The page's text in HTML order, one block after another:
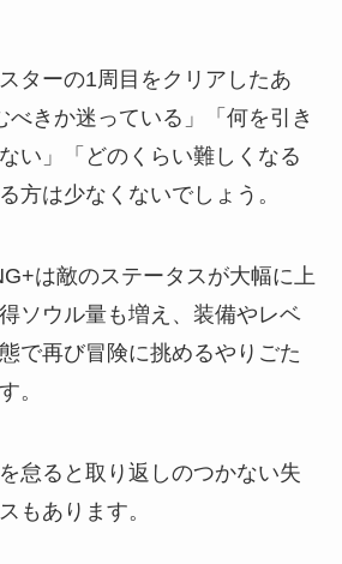
ターの1周目をクリアしたあ
べきか迷っている」「何を引き
い」「どのくらい難しくなる
方は少なくないでしょう。
は敵のステータスが大幅に上
ソウル量も増え、装備やレベ
で再び冒険に挑めるやりごた
。
怠ると取り返しのつかない失
もあります。